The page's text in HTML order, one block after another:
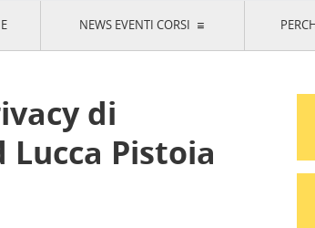
PARTECIPAZIONI
RAPPRESENTANZE IN ENTI ESTERNI
SOCIETÀ, CONSORZI, RETI DI IMPRESA E
GRUPPI DI ACQUISTO
NEWS EVENTI CORSI
di
Pistoia